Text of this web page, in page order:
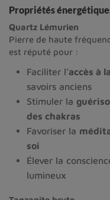
Propriétés
Quartz Lémurien
Pierre de haute
est réputé pour :
Faciliter l’accès à
savoirs anciens
Stimuler la
des chakras
Favoriser la
soi
Élever la
lumineux